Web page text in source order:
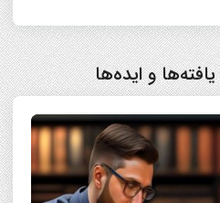
و ایده‌ها